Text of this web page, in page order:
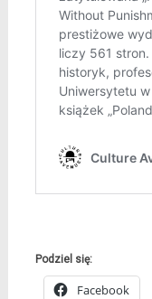
Podziel się:
Facebook